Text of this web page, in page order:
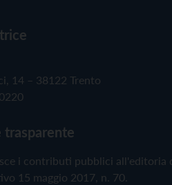
14 – 38122 Trento
trasparente
i contributi pubblici all'editoria
15 maggio 2017, n. 70.